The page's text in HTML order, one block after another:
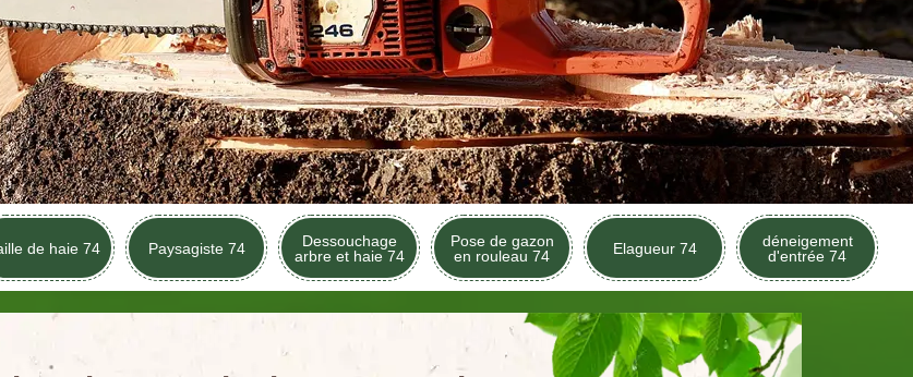
de haie 74 Paysagiste 74
Dessouchage
arbre et haie 74
Pose de gazon
en rouleau 74
Elagueur 74
déneigement
d'entrée 74